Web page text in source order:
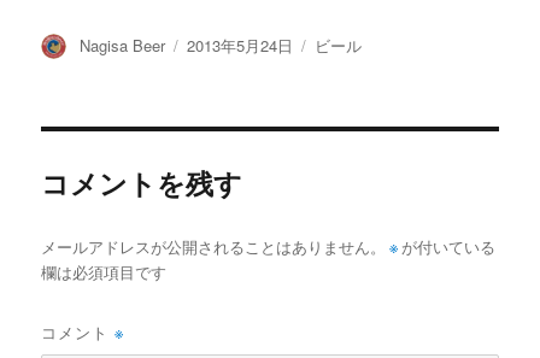
投
Nagisa Beer
投
2013年5月24日
カ
ビール
コメントを残す
メールアドレスが公開されることはありません。 ※ が付いている
欄は必須項目です
コメント※